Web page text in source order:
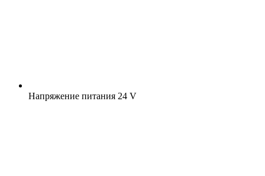
Напряжение питания 24 V